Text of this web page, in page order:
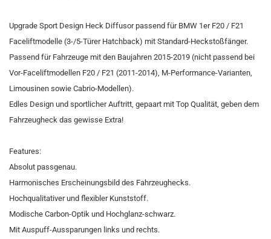
Upgrade Sport Design Heck Diffusor passend für BMW 1er F20 / F21
Faceliftmodelle (3-/5-Türer Hatchback) mit Standard-Heckstoßfänger.
Passend für Fahrzeuge mit den Baujahren 2015-2019 (nicht passend bei
Vor-Faceliftmodellen F20 / F21 (2011-2014), M-Performance-Varianten,
Limousinen sowie Cabrio-Modellen).
Edles Design und sportlicher Auftritt, gepaart mit Top Qualität, geben dem
Fahrzeugheck das gewisse Extra!
Features:
Absolut passgenau.
Harmonisches Erscheinungsbild des Fahrzeughecks.
Hochqualitativer und flexibler Kunststoff.
Modische Carbon-Optik und Hochglanz-schwarz.
Mit Auspuff-Aussparungen links und rechts.